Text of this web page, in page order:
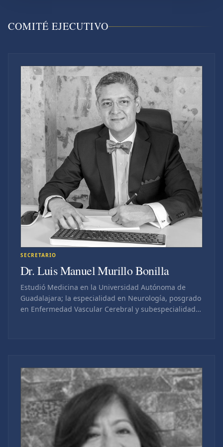
COMITÉ EJECUTIVO
SECRETARIO
Dr. Luis Manuel Murillo Bonilla
Estudió Medicina en la Universidad Autónoma de
Guadalajara; la especialidad en Neurología, posgrado
en Enfermedad Vascular Cerebral y subespecialidad
investigación y Director General en la Facultad de
Medicina de la Universidad Autónoma de
Guadalajara. Desempeñó el cargo de presidente de la
Asociación de Médicos Egresados del Instituto
Nacional de Neurología y Neurocirugía Manuel
Velasco Suárez (AMIENNN) y de la Asociación
Mexicana de Enfermedad Vascular Cerebral